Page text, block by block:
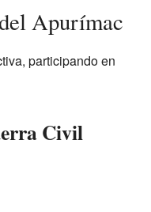
Apurímac
participando en
Civil